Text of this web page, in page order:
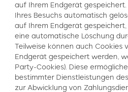
auf Ihrem Endgerät
Ihres Besuchs automatisch
auf Ihrem Endgerät
eine automatische Löschung
Teilweise können auch
Endgerät gespeichert werden,
Party-Cookies). Diese
bestimmter Dienstleistungen
zur Abwicklung von